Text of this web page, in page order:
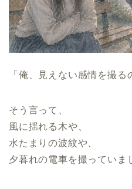
「俺、見えない感情を撮る
そう言って、
風に揺れる木や、
水たまりの波紋や、
夕暮れの電車を撮っていま